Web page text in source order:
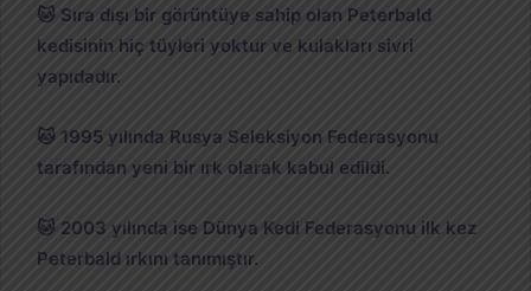
🐱 Sıra dışı bir görüntüye sahip olan Peterbald
kedisinin hiç tüyleri yoktur ve kulakları sivri
yapıdadır.
🐱 1995 yılında Rusya Seleksiyon Federasyonu
tarafından yeni bir ırk olarak kabul edildi.
🐱 2003 yılında ise Dünya Kedi Federasyonu ilk kez
Peterbald ırkını tanımıştır.